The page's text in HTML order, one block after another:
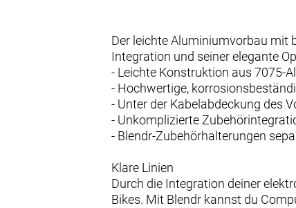
Der leichte Aluminiumvorbau mit
Integration und seiner elegante
- Leichte Konstruktion aus 7075-
- Hochwertige,
- Unter der Kabelabdeckung des
- Unkomplizierte
- Blendr-Zubehörhalterungen
Klare Linien
Durch die Integration deiner
Bikes. Mit Blendr kannst du